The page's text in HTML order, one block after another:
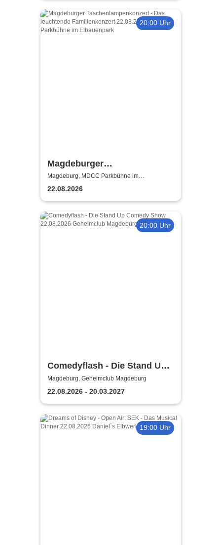
20:00 Uhr
Magdeburger
Taschenlampenkonzert
Magdeburg, MDCC Parkbühne im
Elbauenpark
22.08.2026
20:00 Uhr
Comedyflash - Die Stand Up
Comedy Show in Magdeburg
Magdeburg, Geheimclub Magdeburg
22.08.2026 - 20.03.2027
19:00 Uhr